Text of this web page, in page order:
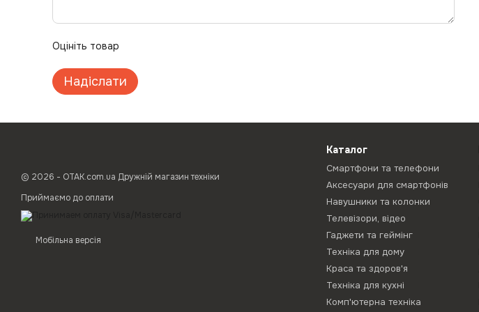
Оцініть товар
Надіслати
© 2026 - ОТАК.com.ua Дружній магазин техніки
Приймаємо до оплати
Мобільна версія
Каталог
Смартфони та телефони
Аксесуари для смартфонів
Навушники та колонки
Телевізори, відео
Гаджети та геймінг
Техніка для дому
Краса та здоров'я
Техніка для кухні
Комп'ютерна техніка